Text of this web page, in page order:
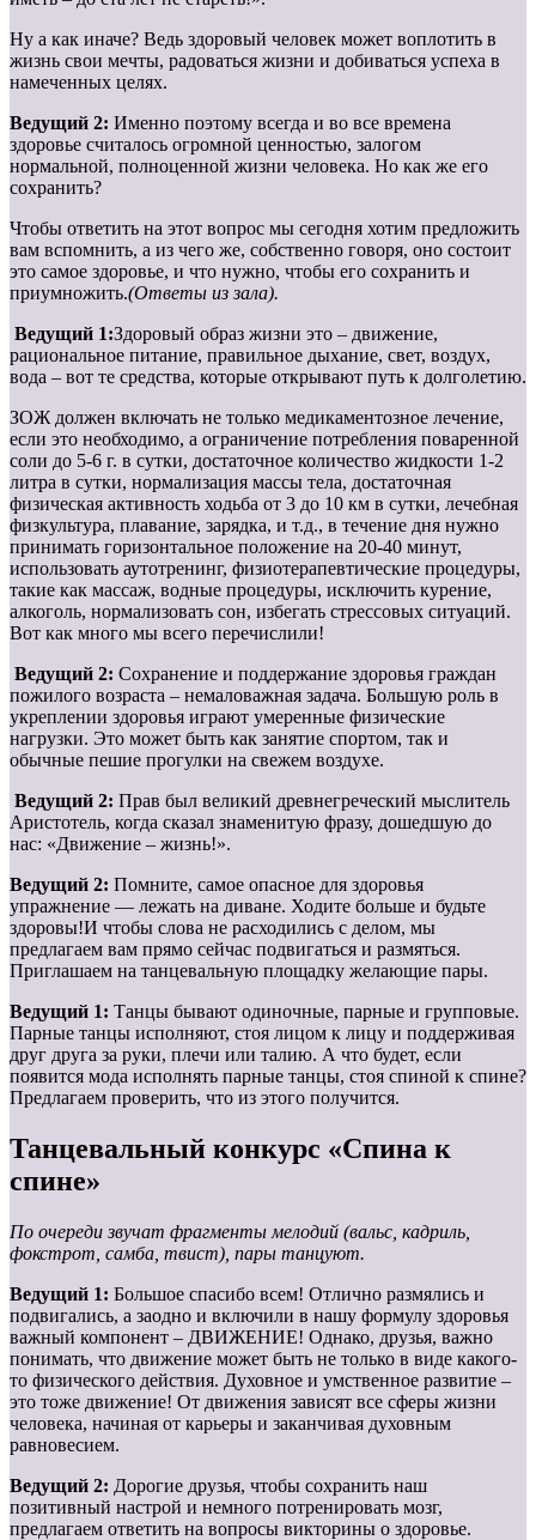
Ну а как иначе? Ведь здоровый человек может воплотить в
жизнь свои мечты, радоваться жизни и добиваться успеха в
намеченных целях.
Ведущий 2: Именно поэтому всегда и во все времена
здоровье считалось огромной ценностью, залогом
нормальной, полноценной жизни человека. Но как же его
сохранить?
Чтобы ответить на этот вопрос мы сегодня хотим предложить
вам вспомнить, а из чего же, собственно говоря, оно состоит
это самое здоровье, и что нужно, чтобы его сохранить и
приумножить.(Ответы из зала).
Ведущий 1:Здоровый образ жизни это – движение,
рациональное питание, правильное дыхание, свет, воздух,
вода – вот те средства, которые открывают путь к долголетию.
ЗОЖ должен включать не только медикаментозное лечение,
если это необходимо, а ограничение потребления поваренной
соли до 5-6 г. в сутки, достаточное количество жидкости 1-2
литра в сутки, нормализация массы тела, достаточная
физическая активность ходьба от 3 до 10 км в сутки, лечебная
физкультура, плавание, зарядка, и т.д., в течение дня нужно
принимать горизонтальное положение на 20-40 минут,
использовать аутотренинг, физиотерапевтические процедуры,
такие как массаж, водные процедуры, исключить курение,
алкоголь, нормализовать сон, избегать стрессовых ситуаций.
Вот как много мы всего перечислили!
Ведущий 2: Сохранение и поддержание здоровья граждан
пожилого возраста – немаловажная задача. Большую роль в
укреплении здоровья играют умеренные физические
нагрузки. Это может быть как занятие спортом, так и
обычные пешие прогулки на свежем воздухе.
Ведущий 2: Прав был великий древнегреческий мыслитель
Аристотель, когда сказал знаменитую фразу, дошедшую до
нас: «Движение – жизнь!».
Ведущий 2: Помните, самое опасное для здоровья
упражнение — лежать на диване. Ходите больше и будьте
здоровы!И чтобы слова не расходились с делом, мы
предлагаем вам прямо сейчас подвигаться и размяться.
Приглашаем на танцевальную площадку желающие пары.
Ведущий 1: Танцы бывают одиночные, парные и групповые.
Парные танцы исполняют, стоя лицом к лицу и поддерживая
друг друга за руки, плечи или талию. А что будет, если
появится мода исполнять парные танцы, стоя спиной к спине?
Предлагаем проверить, что из этого получится.
Танцевальный конкурс «Спина к
спине»
По очереди звучат фрагменты мелодий (вальс, кадриль,
фокстрот, самба, твист), пары танцуют.
Ведущий 1: Большое спасибо всем! Отлично размялись и
подвигались, а заодно и включили в нашу формулу здоровья
важный компонент – ДВИЖЕНИЕ! Однако, друзья, важно
понимать, что движение может быть не только в виде какого-
то физического действия. Духовное и умственное развитие –
это тоже движение! От движения зависят все сферы жизни
человека, начиная от карьеры и заканчивая духовным
равновесием.
Ведущий 2: Дорогие друзья, чтобы сохранить наш
позитивный настрой и немного потренировать мозг,
предлагаем ответить на вопросы викторины о здоровье.